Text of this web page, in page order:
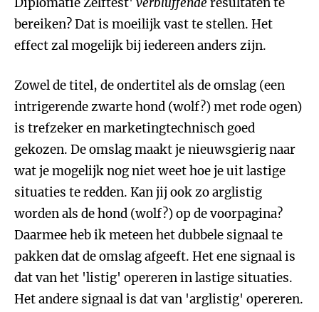
bereiken? Dat is moeilijk vast te stellen. Het
effect zal mogelijk bij iedereen anders zijn.
Zowel de titel, de ondertitel als de omslag (een
intrigerende zwarte hond (wolf?) met rode ogen)
is trefzeker en marketingtechnisch goed
gekozen. De omslag maakt je nieuwsgierig naar
wat je mogelijk nog niet weet hoe je uit lastige
situaties te redden. Kan jij ook zo arglistig
worden als de hond (wolf?) op de voorpagina?
Daarmee heb ik meteen het dubbele signaal te
pakken dat de omslag afgeeft. Het ene signaal is
dat van het 'listig' opereren in lastige situaties.
Het andere signaal is dat van 'arglistig' opereren.